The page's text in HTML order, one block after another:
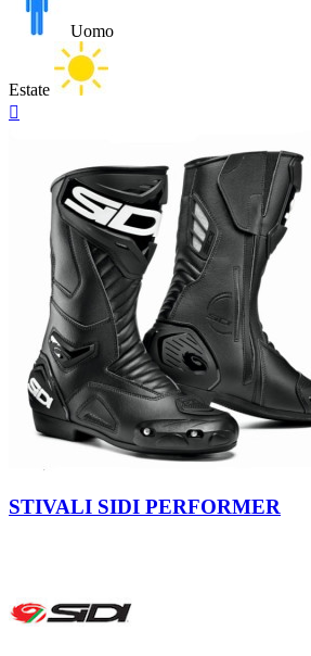
Uomo
Estate

Rosso
STIVALI SIDI PERFORMER